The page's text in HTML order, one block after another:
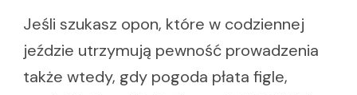
Jeśli szukasz opon, które w codziennej
jeździe utrzymują pewność prowadzenia
także wtedy, gdy pogoda płata figle,